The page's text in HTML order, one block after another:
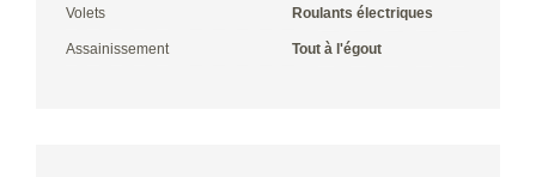
Volets Roulants électriques
Assainissement Tout à l'égout